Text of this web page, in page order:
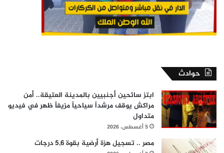
حوادث
ابتز سائحين أجنبيين بالمدينة العتيقة.. أمن
مراكش يوقف مرشداً سياحياً مزيفاً ظهر في فيديو
متداول
5 أغسطس، 2026
مصر .. تسجيل هزة أرضية بقوة 5,6 درجات